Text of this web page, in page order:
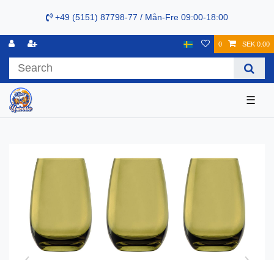
+49 (5151) 87798-77 / Mån-Fre 09:00-18:00
0 SEK 0.00
☰